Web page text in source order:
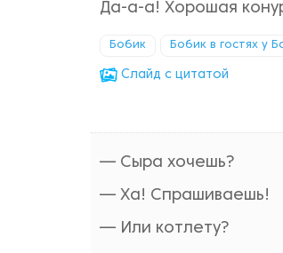
Да-а-а! Хорошая
Бобик Бобик в гостях у
Cлайд с цитатой
— Сыра хочешь?
— Ха! Спрашиваешь!
— Или котлету?